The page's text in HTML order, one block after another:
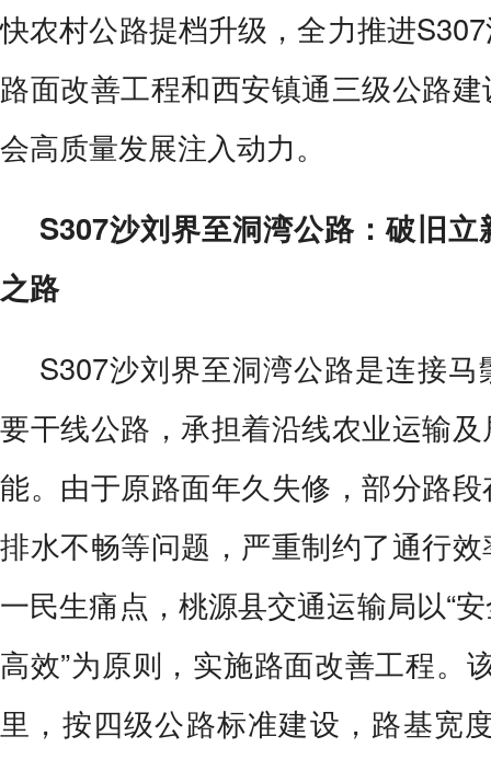
快农村公路提档升级，全力推进
路面改善工程和西安镇通三级公路
会高质量发展注入动力。
S307沙刘界至洞湾公路：破旧
之路
S307沙刘界至洞湾公路是连接
要干线公路，承担着沿线农业运输
能。由于原路面年久失修，部分路
排水不畅等问题，严重制约了通行
一民生痛点，桃源县交通运输局以“
高效”为原则，实施路面改善工程。
里，按四级公路标准建设，路基宽